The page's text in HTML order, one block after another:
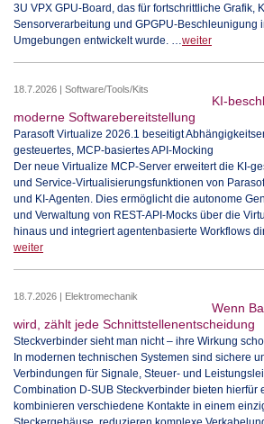
3U VPX GPU-Board, das für fortschrittliche Grafik,
Sensorverarbeitung und GPGPU-Beschleunigung
Umgebungen entwickelt wurde. …weiter
18.7.2026 | Software/Tools/Kits
KI-
moderne Softwarebereitstellung
Parasoft Virtualize 2026.1 beseitigt
gesteuertes, MCP-basiertes API-Mocking
Der neue Virtualize MCP-Server erweitert die KI-
und Service-Virtualisierungsfunktionen von
und KI-Agenten. Dies ermöglicht die autonome
und Verwaltung von REST-API-Mocks über die
hinaus und integriert agentenbasierte Workflows
weiter
18.7.2026 | Elektromechanik
Wenn
wird, zählt jede Schnittstellenentscheidung
Steckverbinder sieht man nicht – ihre Wirkung
In modernen technischen Systemen sind sichere
Verbindungen für Signale, Steuer- und
Combination D-SUB Steckverbinder bieten hierfür
kombinieren verschiedene Kontakte in einem